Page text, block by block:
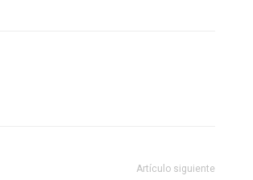
Artículo siguiente